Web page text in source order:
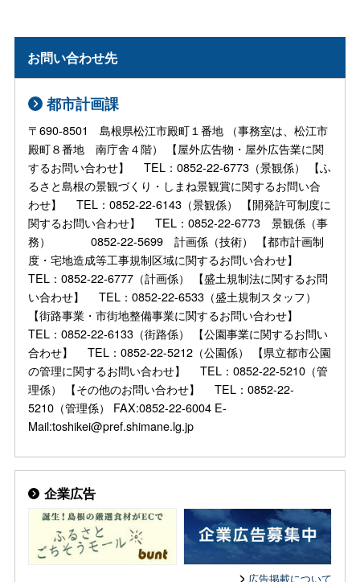
お問い合わせ先
都市計画課
〒690-8501 島根県松江市殿町１番地 （事務室は、松江市
殿町８番地 南庁舎４階） 【屋外広告物・屋外広告業に関
するお問い合わせ】 TEL：0852-22-6773（景観係） 【ふ
るさと島根の景観づくり・しまね景観賞に関するお問い合
わせ】 TEL：0852-22-6143（景観係） 【開発許可制度に
関するお問い合わせ】 TEL：0852-22-6773 景観係（事
務） 0852-22-5699 計画係（技術） 【都市計画制
度・宅地造成等工事規制区域に関するお問い合わせ】
TEL：0852-22-6777（計画係） 【盛土規制法に関するお問
い合わせ】 TEL：0852-22-6533（盛土規制スタッフ）
【街路事業・市街地整備事業に関するお問い合わせ】
TEL：0852-22-6133（街路係） 【公園事業に関するお問い
合わせ】 TEL：0852-22-5212（公園係） 【県立都市公園
の管理に関するお問い合わせ】 TEL：0852-22-5210（管
理係） 【その他のお問い合わせ】 TEL：0852-22-
5210（管理係） FAX:0852-22-6004 E-
Mail:toshikei@pref.shimane.lg.jp
企業広告
広告掲載について